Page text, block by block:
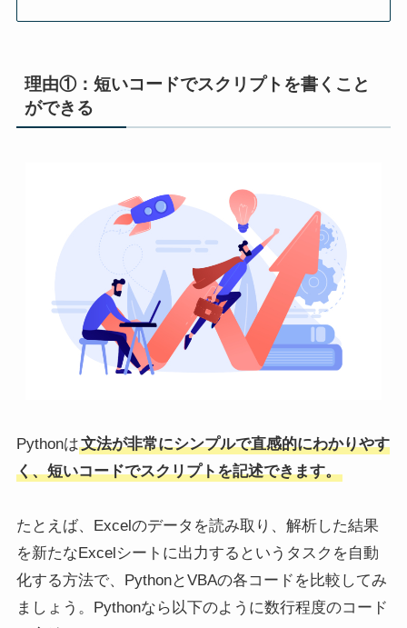
理由①：短いコードでスクリプトを書くこと
ができる
Pythonは文法が非常にシンプルで直感的にわかりやす
く、短いコードでスクリプトを記述できます。
たとえば、Excelのデータを読み取り、解析した結果
を新たなExcelシートに出力するというタスクを自動
化する方法で、PythonとVBAの各コードを比較してみ
ましょう。Pythonなら以下のように数行程度のコード